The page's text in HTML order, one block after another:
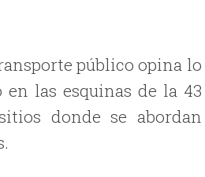
público opina lo
las esquinas de la 43
donde se abordan